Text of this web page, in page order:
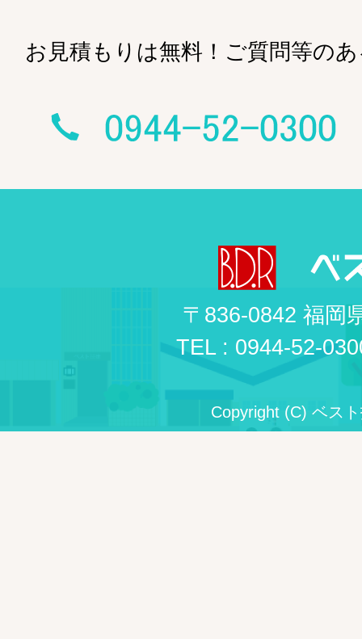
お見積もりは無料！ご質問等の
〒836-0842 福岡
TEL : 0944-52-
Copyright (C) ベス